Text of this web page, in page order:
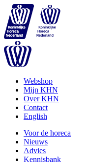
Webshop
Mijn KHN
Over KHN
Contact
English
Voor de horeca
Nieuws
Advies
Kennisbank